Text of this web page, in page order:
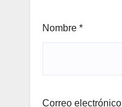
Nombre *
Correo electrónico